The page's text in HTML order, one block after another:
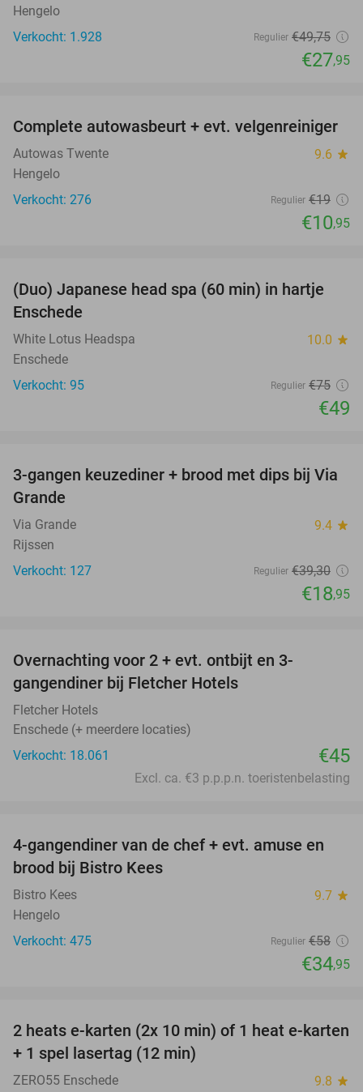
Hengelo
Verkocht: 1.928
Regulier €49,75
€27,95
42%
Complete autowasbeurt + evt. velgenreiniger
Autowas Twente 9.6 star
Hengelo
Verkocht: 276
Regulier €19
€10,95
35%
(Duo) Japanese head spa (60 min) in hartje
Enschede
White Lotus Headspa 10.0 star
Enschede
Verkocht: 95
Regulier €75
€49
52%
3-gangen keuzediner + brood met dips bij Via
Grande
Via Grande 9.4 star
Rijssen
Verkocht: 127
Regulier €39,30
€18,95
Overnachting voor 2 + evt. ontbijt en 3-
gangendiner bij Fletcher Hotels
Fletcher Hotels
Enschede (+ meerdere locaties)
Verkocht: 18.061
€45
Excl. ca. €3 p.p.p.n. toeristenbelasting
40%
4-gangendiner van de chef + evt. amuse en
brood bij Bistro Kees
Bistro Kees 9.7 star
Hengelo
Verkocht: 475
Regulier €58
€34,95
32%
2 heats e-karten (2x 10 min) of 1 heat e-karten
+ 1 spel lasertag (12 min)
ZERO55 Enschede 9.8 star